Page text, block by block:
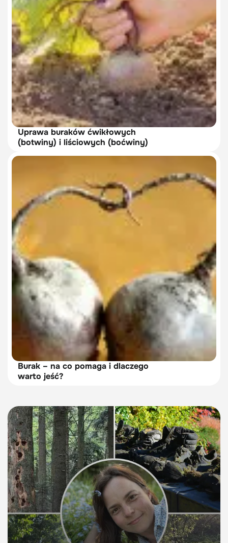
Uprawa buraków ćwikłowych
(botwiny) i liściowych (boćwiny)
Burak – na co pomaga i dlaczego
warto jeść?